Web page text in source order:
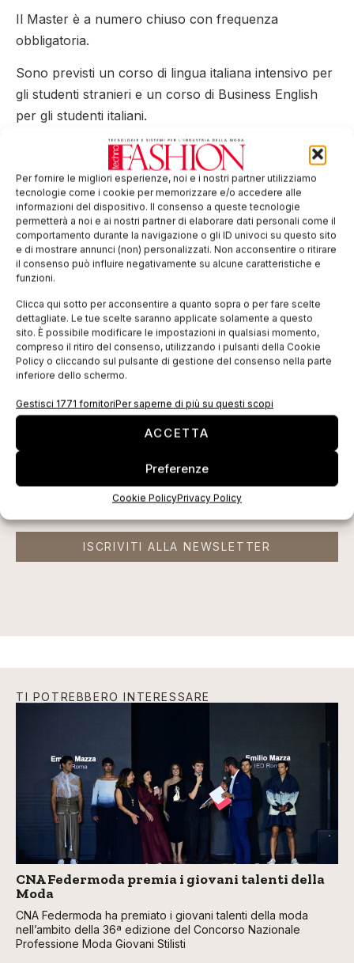
Per fornire le migliori esperienze, noi e i nostri partner utilizziamo
tecnologie come i cookie per memorizzare e/o accedere alle
informazioni del dispositivo. Il consenso a queste tecnologie
permetterà a noi e ai nostri partner di elaborare dati personali come il
comportamento durante la navigazione o gli ID univoci su questo sito
e di mostrare annunci (non) personalizzati. Non acconsentire o ritirare
il consenso può influire negativamente su alcune caratteristiche e
funzioni.
Clicca qui sotto per acconsentire a quanto sopra o per fare scelte
dettagliate. Le tue scelte saranno applicate solamente a questo
sito. È possibile modificare le impostazioni in qualsiasi momento,
compreso il ritiro del consenso, utilizzando i pulsanti della Cookie
Policy o cliccando sul pulsante di gestione del consenso nella parte
inferiore dello schermo.
Gestisci 1771 fornitoriPer saperne di più su questi scopi
ACCETTA
Preferenze
Cookie PolicyPrivacy Policy
Il Master è a numero chiuso con frequenza
obbligatoria.
Sono previsti un corso di lingua italiana intensivo per
gli studenti stranieri e un corso di Business English
per gli studenti italiani.
La domanda di pre-iscrizione può essere compilata
www.masterMTE.cittastudi.org
Per gli studenti italiani e dell’Unione Europea la
scadenza per lapresentazione delle domandeè il2
agosto 2013, mentre per gli studenti extra UE la
scadenza è il3 maggio 2013.
Tag: abbigliamento città studi formazione
Liuc
master
moda tessile textile
EDICOLA WEB
ISCRIVITI ALLA NEWSLETTER
TI POTREBBERO INTERESSARE
CNA Federmoda premia i giovani talenti della
Moda
CNA Federmoda ha premiato i giovani talenti della moda
nell’ambito della 36ª edizione del Concorso Nazionale
Professione Moda Giovani Stilisti